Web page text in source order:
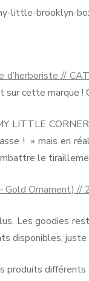
d’herboriste //
sur cette marque
LITTLE
! » mais en
le
Gold Ornament) //
Les goodies
disponibles, juste
produits différents